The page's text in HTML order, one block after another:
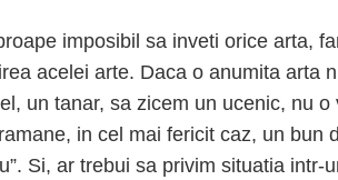
imposibil sa inveti orice arta,
acelei arte. Daca o anumita arta
un tanar, sa zicem un ucenic, nu
in cel mai fericit caz, un bun
Si, ar trebui sa privim situatia